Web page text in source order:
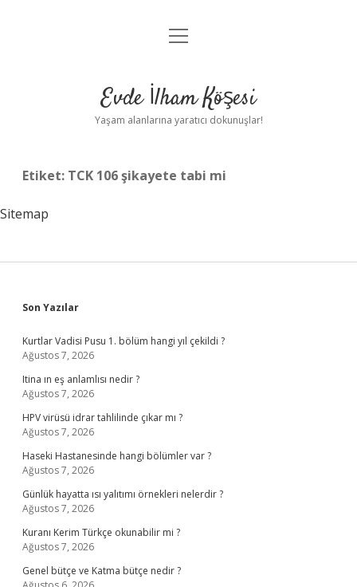
Anasayfa
Yasal Uyarı
menüyü
Evde İlham Köşesi
Yaşam alanlarına yaratıcı dokunuşlar!
Etiket: TCK 106 şikayete tabi mi
Sitemap
Sidebar
Son Yazılar
Kurtlar Vadisi Pusu 1. bölüm hangi yıl çekildi ?
Ağustos 7, 2026
Itina ın eş anlamlısı nedir ?
Ağustos 7, 2026
HPV virüsü idrar tahlilinde çıkar mı ?
Ağustos 7, 2026
Haseki Hastanesinde hangi bölümler var ?
Ağustos 7, 2026
Günlük hayatta ısı yalıtımı örnekleri nelerdir ?
Ağustos 7, 2026
Kuranı Kerim Türkçe okunabilir mi ?
Ağustos 7, 2026
Genel bütçe ve Katma bütçe nedir ?